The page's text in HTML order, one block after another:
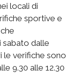
locali di
sportive e
sabato dalle
le verifiche sono
9.30 alle 12.30